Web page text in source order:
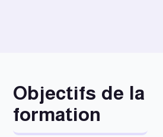
Objectifs de la
formation